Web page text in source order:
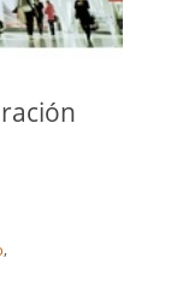
,